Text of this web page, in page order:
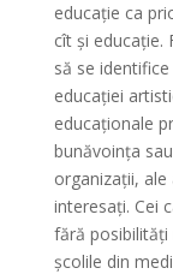
educație ca
cît și educație.
să se
educației
educaționale
bunăvoința
organizații,
interesați. Cei
fără posibilități
școlile din